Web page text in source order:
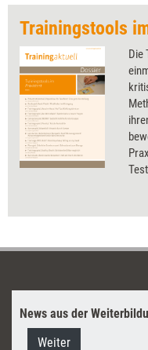
Trainingstools
Die
und
News aus der
Weiter